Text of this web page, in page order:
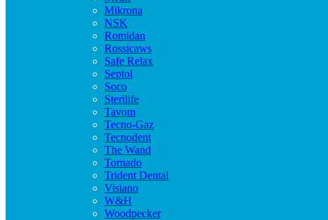
Mikrona
NSK
Romidan
Rossicaws
Safe Relax
Septol
Soco
Sterilife
Tavom
Tecno-Gaz
Tecnodent
The Wand
Tornado
Trident Dental
Visiano
W&H
Woodpecker